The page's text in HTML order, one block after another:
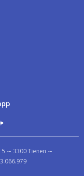
5 ∼ 3300 Tienen ∼